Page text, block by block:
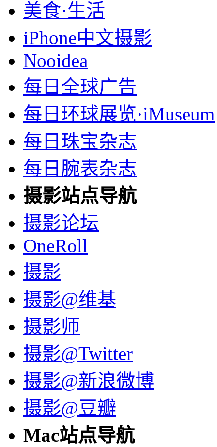
美食·生活
iPhone中文摄影
Nooidea
每日全球广告
每日环球展览·iMuseum
每日珠宝杂志
每日腕表杂志
摄影站点导航
摄影论坛
OneRoll
摄影
摄影@维基
摄影师
摄影@Twitter
摄影@新浪微博
摄影@豆瓣
Mac站点导航